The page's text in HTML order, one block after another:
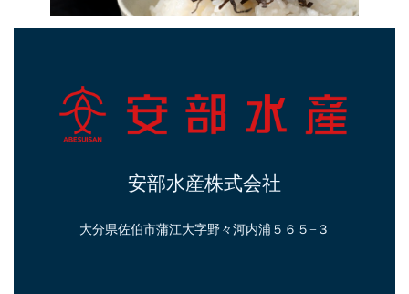
安部水産株式会社
大分県佐伯市蒲江大字野々河内浦５６５−３